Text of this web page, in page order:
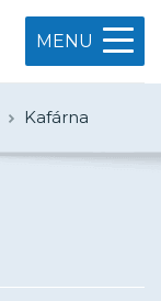
MENU
Kafárna